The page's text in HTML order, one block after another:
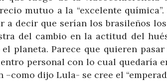
mutuo a la “excelente
a decir que serían los brasileños
del cambio en la actitud del
planeta. Parece que quieren
personal con lo cual quedaría
–como dijo Lula- se cree el